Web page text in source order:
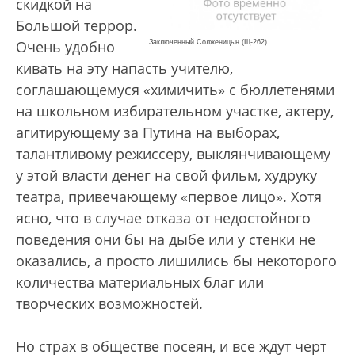
Заключенный Солженицын (Щ-262)
скидкой на
Большой террор.
Очень удобно
кивать на эту напасть учителю,
соглашающемуся «химичить» с бюллетенями
на школьном избирательном участке, актеру,
агитирующему за Путина на выборах,
талантливому режиссеру, выклянчивающему
у этой власти денег на свой фильм, худруку
театра, привечающему «первое лицо». Хотя
ясно, что в случае отказа от недостойного
поведения они бы на дыбе или у стенки не
оказались, а просто лишились бы некоторого
количества материальных благ или
творческих возможностей.
Но страх в обществе посеян, и все ждут черт